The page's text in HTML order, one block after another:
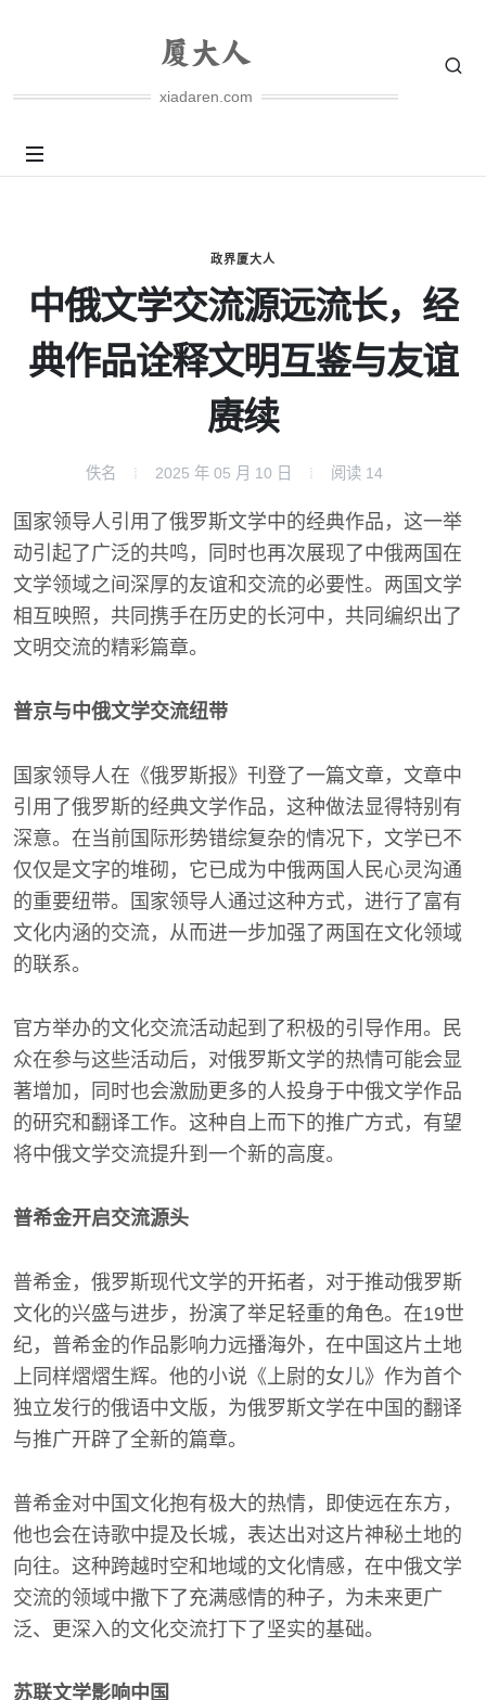
xiadaren.com
政界厦大人
中俄文学交流源远流长，经
典作品诠释文明互鉴与友谊
赓续
佚名 2025 年 05 月 10 日 阅读 14
国家领导人引用了俄罗斯文学中的经典作品，这一举
动引起了广泛的共鸣，同时也再次展现了中俄两国在
文学领域之间深厚的友谊和交流的必要性。两国文学
相互映照，共同携手在历史的长河中，共同编织出了
文明交流的精彩篇章。
普京与中俄文学交流纽带
国家领导人在《俄罗斯报》刊登了一篇文章，文章中
引用了俄罗斯的经典文学作品，这种做法显得特别有
深意。在当前国际形势错综复杂的情况下，文学已不
仅仅是文字的堆砌，它已成为中俄两国人民心灵沟通
的重要纽带。国家领导人通过这种方式，进行了富有
文化内涵的交流，从而进一步加强了两国在文化领域
的联系。
官方举办的文化交流活动起到了积极的引导作用。民
众在参与这些活动后，对俄罗斯文学的热情可能会显
著增加，同时也会激励更多的人投身于中俄文学作品
的研究和翻译工作。这种自上而下的推广方式，有望
将中俄文学交流提升到一个新的高度。
普希金开启交流源头
普希金，俄罗斯现代文学的开拓者，对于推动俄罗斯
文化的兴盛与进步，扮演了举足轻重的角色。在19世
纪，普希金的作品影响力远播海外，在中国这片土地
上同样熠熠生辉。他的小说《上尉的女儿》作为首个
独立发行的俄语中文版，为俄罗斯文学在中国的翻译
与推广开辟了全新的篇章。
普希金对中国文化抱有极大的热情，即使远在东方，
他也会在诗歌中提及长城，表达出对这片神秘土地的
向往。这种跨越时空和地域的文化情感，在中俄文学
交流的领域中撒下了充满感情的种子，为未来更广
泛、更深入的文化交流打下了坚实的基础。
苏联文学影响中国